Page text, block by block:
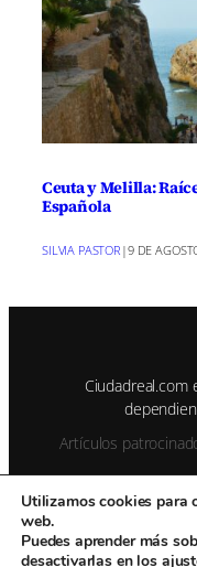
Ceuta y Melilla:
Española
SILVIA PASTOR |9 DE
Ciudadreal.com
Artículos
© 1995-2026 Color
Utilizamos cookies para
web.
Puedes aprender más
desactivarlas en los